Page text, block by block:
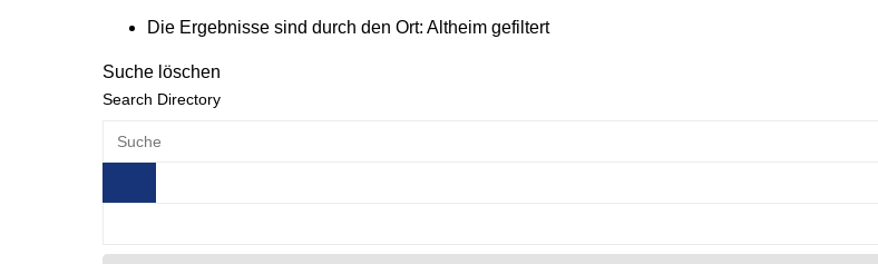
Die Ergebnisse sind durch den Ort: Altheim gefiltert
Suche löschen
Search Directory